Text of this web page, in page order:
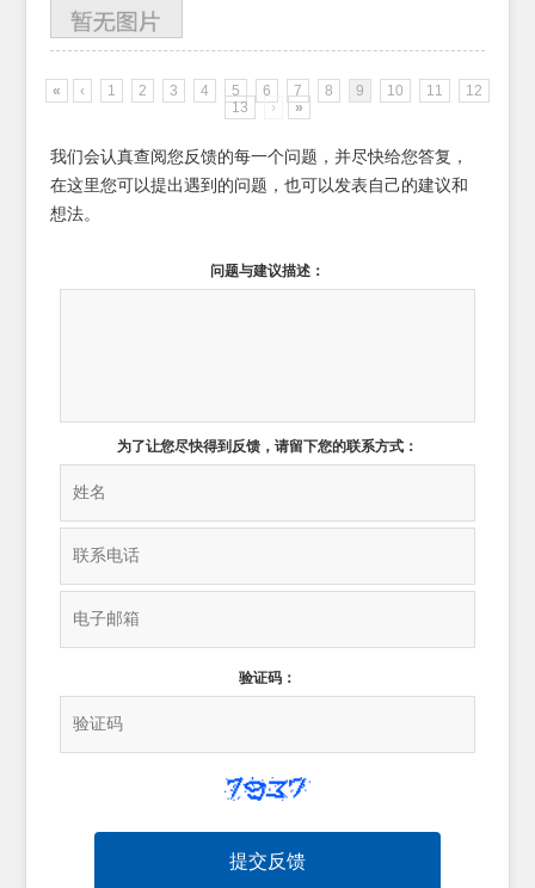
« ‹ 1 2 3 4 5 6 7 8 9 10 11
12
13
› »
我们会认真查阅您反馈的每一个问题，并尽快给您答复，
在这里您可以提出遇到的问题，也可以发表自己的建议和
想法。
问题与建议描述：
为了让您尽快得到反馈，请留下您的联系方式：
验证码：